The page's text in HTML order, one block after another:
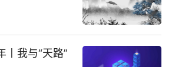
丨我与“天路”